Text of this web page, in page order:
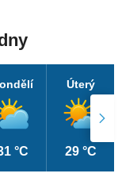
°C
Úterý
29 °C